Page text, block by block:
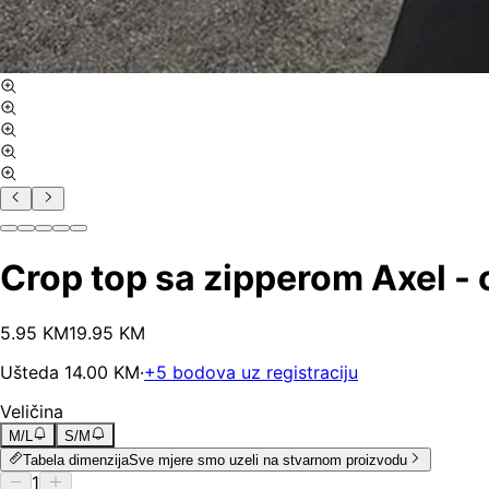
Crop top sa zipperom Axel -
5.95 KM19.95 KM
Ušteda 14.00 KM·+5 bodova uz registraciju
Veličina
M/L
S/M
Tabela dimenzijaSve mjere smo uzeli na stvarnom proizvodu
1